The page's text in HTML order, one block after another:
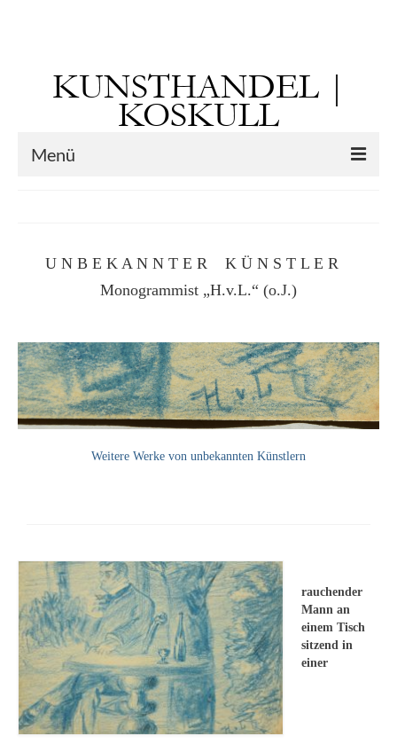
KUNSTHANDEL |
KOSKULL
Menü
Max Gaisser
Leonhard Heinrich Hessel
Kunst 1900-1945
Walter Becker
Ernst Geitlinger
Erich Hartmann
Wilhelm von Hillern-Flinsch
U N B E K A N N T E R K Ü N S T L E R
Monogrammist „H.v.L.“ (o.J.)
Weitere Werke von unbekannten Künstlern
rauchender
Mann an
einem Tisch
sitzend in
einer